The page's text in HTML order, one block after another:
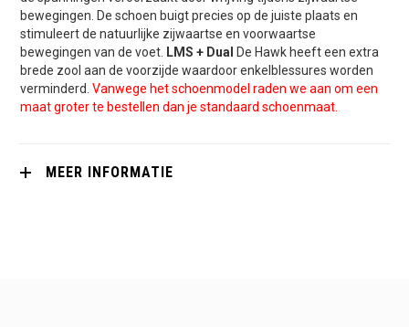
bewegingen. De schoen buigt precies op de juiste plaats en
stimuleert de natuurlijke zijwaartse en voorwaartse
bewegingen van de voet. LMS + Dual
De Hawk heeft een extra
brede zool aan de voorzijde waardoor enkelblessures worden
verminderd. Vanwege het schoenmodel raden we aan om een
maat groter te bestellen dan je standaard schoenmaat.
MEER INFORMATIE